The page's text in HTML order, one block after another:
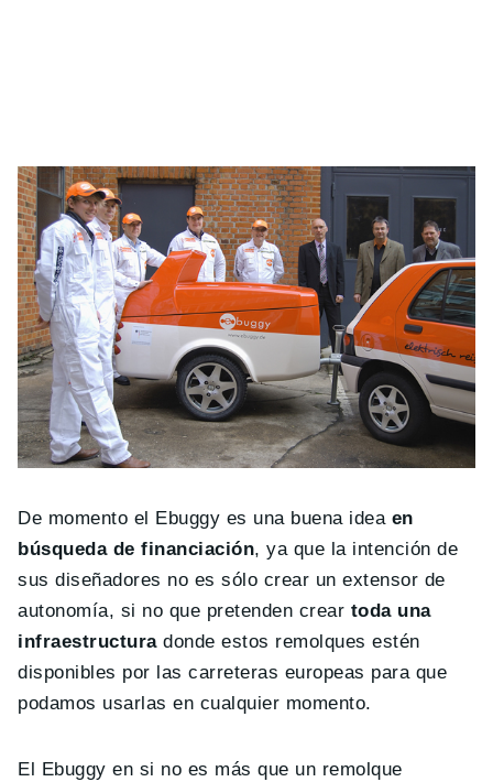
De momento el Ebuggy es una buena ideaen
búsqueda de financiación, ya que la intención de
sus diseñadores no es sólo crear un extensor de
autonomía, si no que pretenden crear toda una
infraestructuradonde estos remolques estén
disponibles por las carreteras europeas para que
podamos usarlas en cualquier momento.
El Ebuggy en si no es más que un remolque